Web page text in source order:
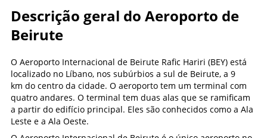
Descrição geral do Aeroporto de
Beirute
O Aeroporto Internacional de Beirute Rafic Hariri (BEY) está
localizado no Líbano, nos subúrbios a sul de Beirute, a 9
km do centro da cidade. O aeroporto tem um terminal com
quatro andares. O terminal tem duas alas que se ramificam
a partir do edifício principal. Eles são conhecidos como a Ala
Leste e a Ala Oeste.